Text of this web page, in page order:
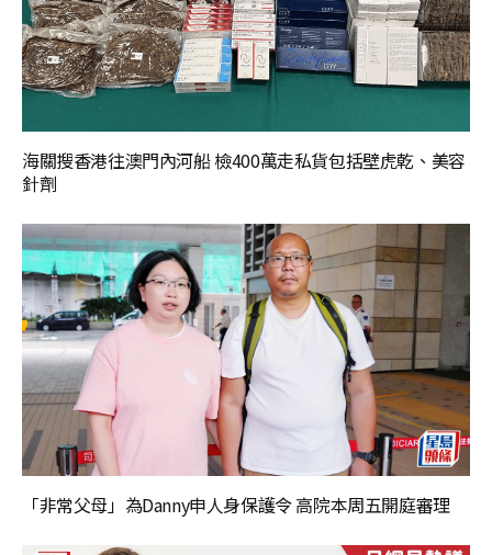
海關搜香港往澳門內河船 檢400萬走私貨包括壁虎乾、美容
針劑
「非常父母」為Danny申人身保護令 高院本周五開庭審理